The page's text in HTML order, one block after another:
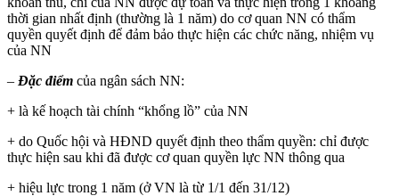
thời gian nhất định (thường là 1 năm) do cơ quan NN có thẩm
quyền quyết định để đảm bảo thực hiện các chức năng, nhiệm vụ
của NN
– Đặc điểm của ngân sách NN:
+ là kế hoạch tài chính “khổng lồ” của NN
+ do Quốc hội và HĐND quyết định theo thẩm quyền: chỉ được
thực hiện sau khi đã được cơ quan quyền lực NN thông qua
+ hiệu lực trong 1 năm (ở VN là từ 1/1 đến 31/12)